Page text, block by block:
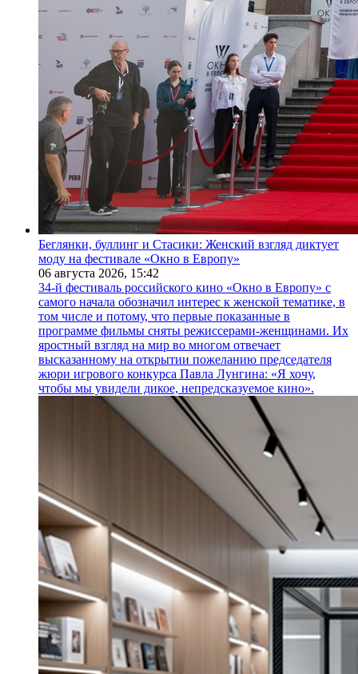
Беглянки, буллинг и Стасики: Женский взгляд диктует
моду на фестивале «Окно в Европу»
06 августа 2026, 15:42
34-й фестиваль российского кино «Окно в Европу» с
самого начала обозначил интерес к женской тематике, в
том числе и потому, что первые показанные в
программе фильмы сняты режиссерами-женщинами. Их
яростный взгляд на мир во многом отвечает
высказанному на открытии пожеланию председателя
жюри игрового конкурса Павла Лунгина: «Я хочу,
чтобы мы увидели дикое, непредсказуемое кино».